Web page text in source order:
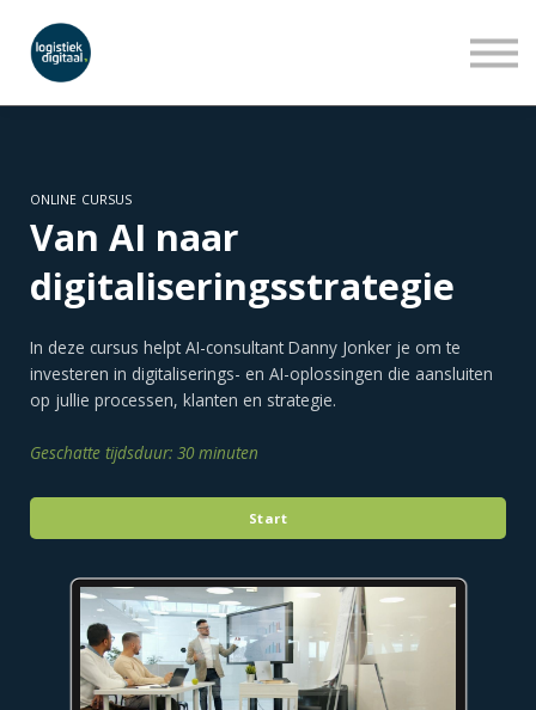
OVER ONS
ONLINE CURSUS
Van AI naar
digitaliseringsstrategie
In deze cursus helpt AI-consultant Danny Jonker je om te
investeren in digitaliserings- en AI-oplossingen die aansluiten
op jullie processen, klanten en strategie.
Geschatte tijdsduur: 30 minuten
Start